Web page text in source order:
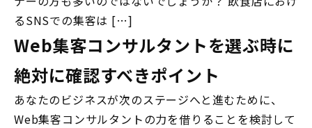
るSNSでの集客は […]
Web集客コンサルタントを選ぶ時に
絶対に確認すべきポイント
あなたのビジネスが次のステージへと進むために、
Web集客コンサルタントの力を借りることを検討して